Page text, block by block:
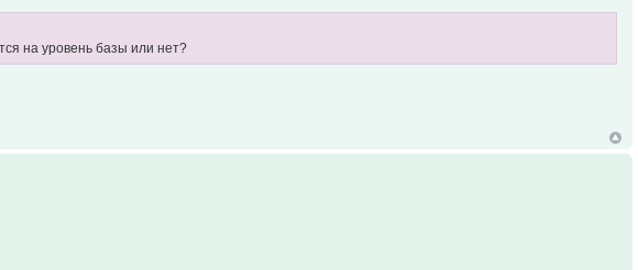
на уровень базы или нет?